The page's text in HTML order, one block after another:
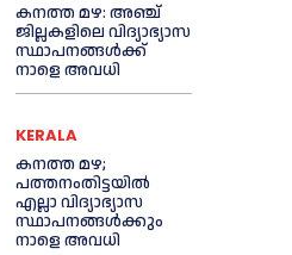
കനത്ത മഴ: അഞ്ച്
ജില്ലകളിലെ വിദ്യാഭ്യാസ
സ്ഥാപനങ്ങൾക്ക്
നാളെ അവധി
KERALA
കനത്ത മഴ;
പത്തനംതിട്ടയില്‍
എല്ലാ വിദ്യാഭ്യാസ
സ്ഥാപനങ്ങള്‍ക്കും
നാളെ അവധി